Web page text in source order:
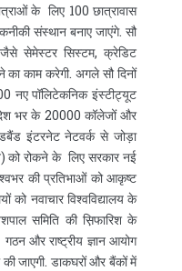
के लिए 100 छात्रावास
संस्थान बनाए जाएंगे. सौ
जैसे सेमेस्टर सिस्टम, क्रेडिट
काम करेगी. अगले सौ दिनों
पॉलिटेकनिक इंस्टीट्यूट
देश भर के 20000 कॉलेजों और
इंटरनेट नेटवर्क से जोड़ा
को रोकने के लिए सरकार नई
की प्रतिभाओं को आकृष्ट
को नवाचार विश्वविद्यालय के
समिति की स़िफारिश के
और राष्ट्रीय ज्ञान आयोग
की जाएगी. डाकघरों और बैंकों में